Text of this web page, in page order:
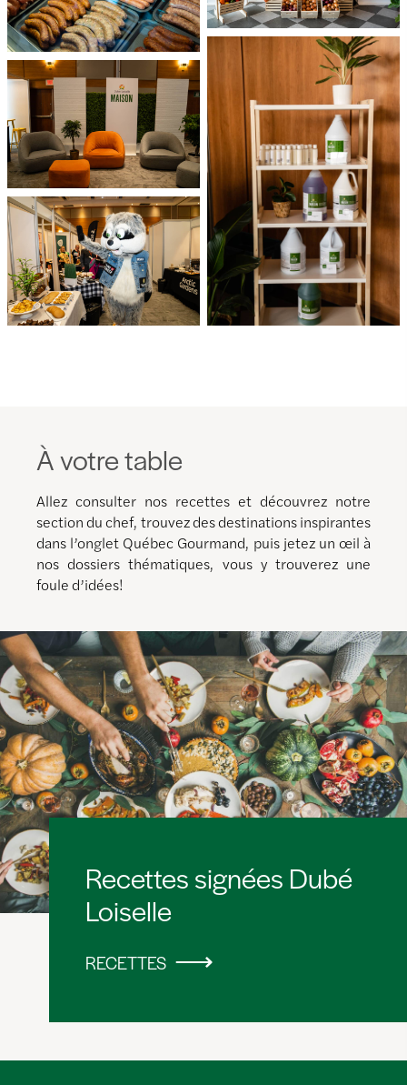
À votre table
Allez consulter nos recettes et découvrez notre
section du chef, trouvez des destinations inspirantes
dans l’onglet Québec Gourmand, puis jetez un œil à
nos dossiers thématiques, vous y trouverez une
foule d’idées!
Recettes signées Dubé
Loiselle
RECETTES